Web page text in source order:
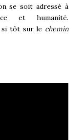
se soit adressé à
et humanité.
si tôt sur le chemin